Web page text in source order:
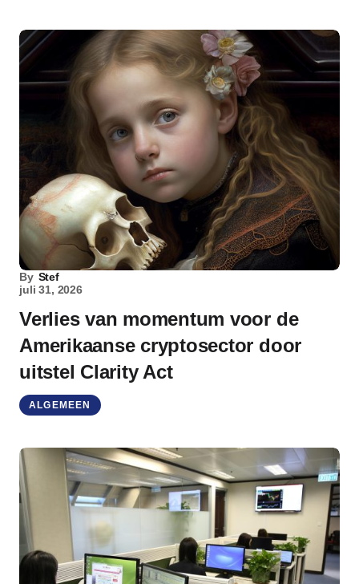
By Stef
juli 31, 2026
Verlies van momentum voor de
Amerikaanse cryptosector door
uitstel Clarity Act
ALGEMEEN